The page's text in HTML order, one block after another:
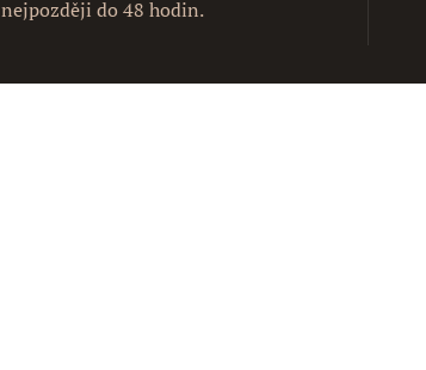
nejpozději do 48 hodin.